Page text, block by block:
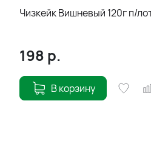
Чизкейк Вишневый 120г п/
198 р.
В корзину